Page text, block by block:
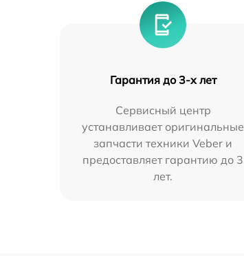
Гарантия до 3-х лет
Сервисный центр
устанавливает оригинальные
запчасти техники Veber и
предоставляет гарантию до 3
лет.